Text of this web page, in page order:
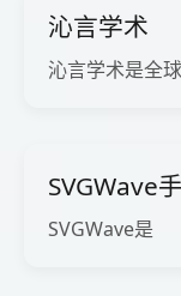
沁言学术
沁言学术是全
SVGWave
SVGWave是